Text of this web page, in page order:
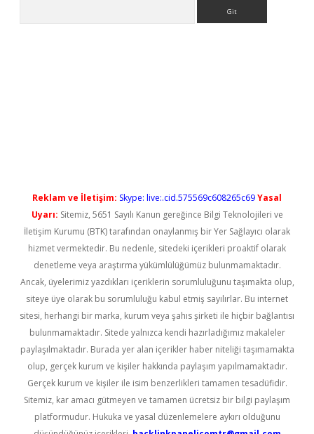
Reklam ve İletişim: Skype: live:.cid.575569c608265c69Yasal
Uyarı: Sitemiz, 5651 Sayılı Kanun gereğince Bilgi Teknolojileri ve
İletişim Kurumu (BTK) tarafından onaylanmış bir Yer Sağlayıcı olarak
hizmet vermektedir. Bu nedenle, sitedeki içerikleri proaktif olarak
denetleme veya araştırma yükümlülüğümüz bulunmamaktadır.
Ancak, üyelerimiz yazdıkları içeriklerin sorumluluğunu taşımakta olup,
siteye üye olarak bu sorumluluğu kabul etmiş sayılırlar. Bu internet
sitesi, herhangi bir marka, kurum veya şahıs şirketi ile hiçbir bağlantısı
bulunmamaktadır. Sitede yalnızca kendi hazırladığımız makaleler
paylaşılmaktadır. Burada yer alan içerikler haber niteliği taşımamakta
olup, gerçek kurum ve kişiler hakkında paylaşım yapılmamaktadır.
Gerçek kurum ve kişiler ile isim benzerlikleri tamamen tesadüfidir.
Sitemiz, kar amacı gütmeyen ve tamamen ücretsiz bir bilgi paylaşım
platformudur. Hukuka ve yasal düzenlemelere aykırı olduğunu